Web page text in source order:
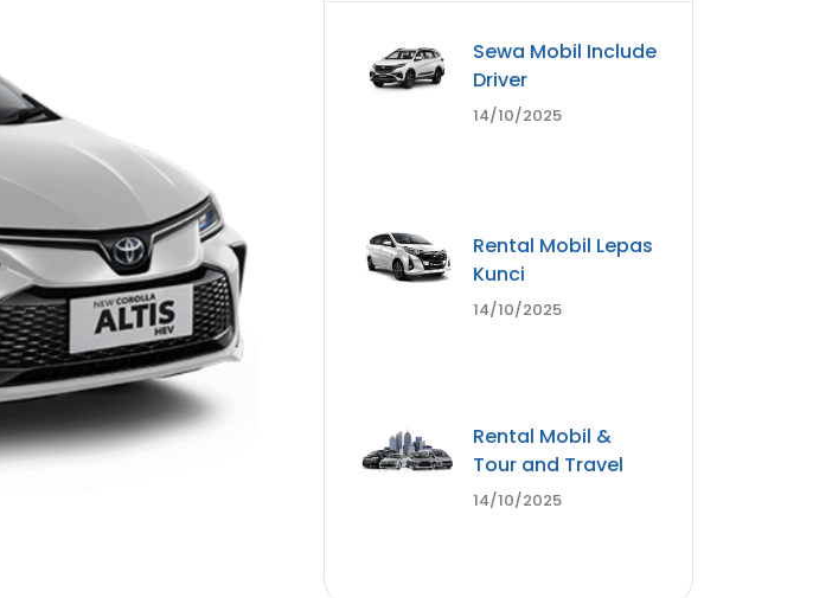
Sewa Mobil Include
Driver
14/10/2025
Rental Mobil Lepas
Kunci
14/10/2025
Rental Mobil &
Tour and Travel
14/10/2025